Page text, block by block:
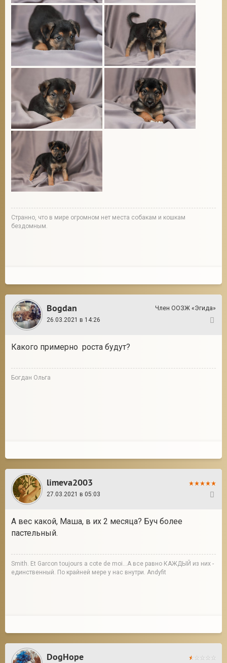
Странно, что в мире огромном нет места собакам и кошкам
бездомным.
Bogdan
Член ООЗЖ «Эгида»
26.03.2021 в 14:26
Какого примерно роста будут?
Богдан Ольга
limeva2003
27.03.2021 в 05:03
А вес какой, Маша, в их 2 месяца? Буч более
пастельный.
Smith. Et Garcon toujours a cote de moi...А все равно КАЖДЫЙ из них -
единственный. По крайней мере у нас внутри. Andyfit
DogHope